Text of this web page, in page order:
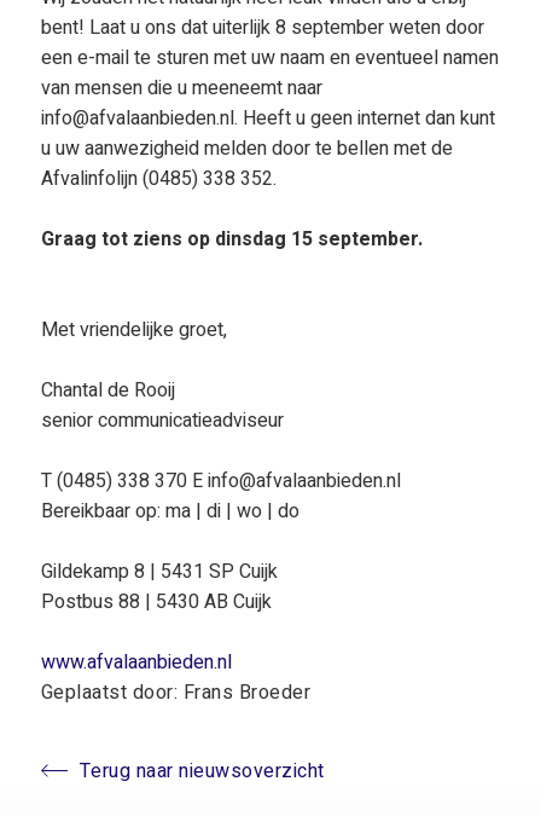
bent! Laat u ons dat uiterlijk 8 september weten door
een e-mail te sturen met uw naam en eventueel namen
van mensen die u meeneemt naar
info@afvalaanbieden.nl. Heeft u geen internet dan kunt
u uw aanwezigheid melden door te bellen met de
Afvalinfolijn (0485) 338 352.
Graag tot ziens op dinsdag 15 september.
Met vriendelijke groet,
Chantal de Rooij
senior communicatieadviseur
T (0485) 338 370 E info@afvalaanbieden.nl
Bereikbaar op: ma | di | wo | do
Gildekamp 8 | 5431 SP Cuijk
Postbus 88 | 5430 AB Cuijk
www.afvalaanbieden.nl
Geplaatst door: Frans Broeder
Terug naar nieuwsoverzicht